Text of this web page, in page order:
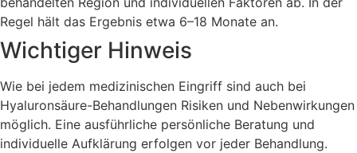
Regel hält das Ergebnis etwa 6–18 Monate an.
Wichtiger Hinweis
Wie bei jedem medizinischen Eingriff sind auch bei
Hyaluronsäure-Behandlungen Risiken und Nebenwirkungen
möglich. Eine ausführliche persönliche Beratung und
individuelle Aufklärung erfolgen vor jeder Behandlung.